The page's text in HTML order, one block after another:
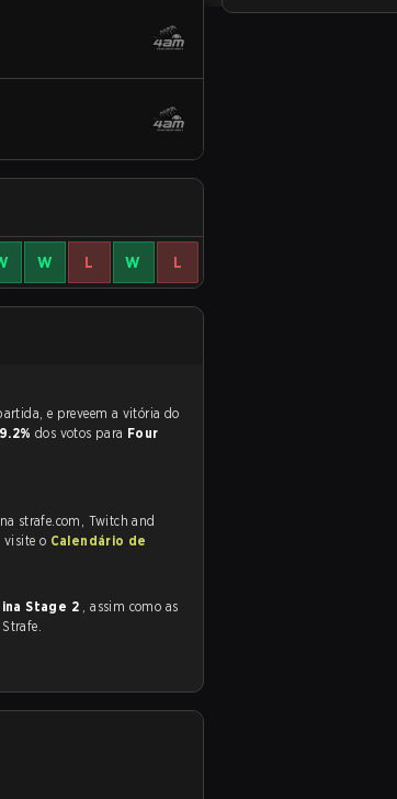
W L W L
Usuários da Strafe tem um favorito claro para a partida, e preveem a vitória do
dos votos para Four
strafe.com, Twitch and
visite o Calendário de
Stage 2 , assim como as